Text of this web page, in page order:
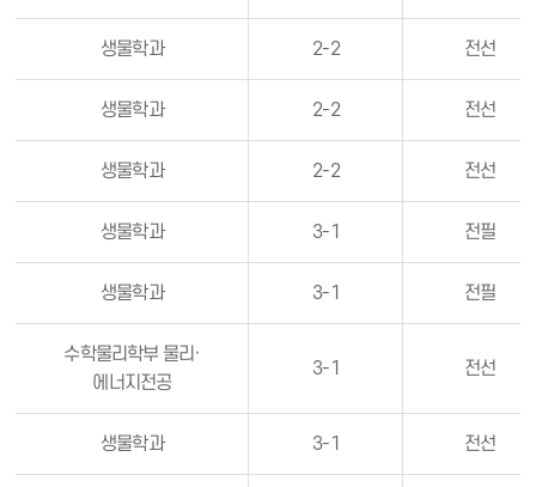
생물학과 2-2 전선
생물학과 2-2 전선
생물학과 2-2 전선
생물학과 3-1 전필
생물학과 3-1 전필
수학물리학부 물리·
에너지전공
3-1 전선
생물학과 3-1 전선